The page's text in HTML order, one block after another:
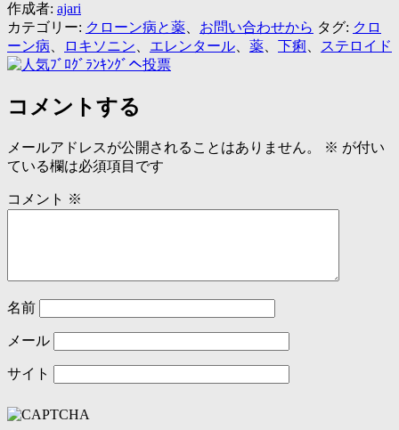
作成者: ajari
カテゴリー: クローン病と薬 お問い合わせから タグ: クロ
ーン病
ロキソニン エレンタール 薬 下痢 ステロイド
コメントする
メールアドレスが公開されることはありません。 ※ が付い
ている欄は必須項目です
コメント ※
名前
メール
サイト